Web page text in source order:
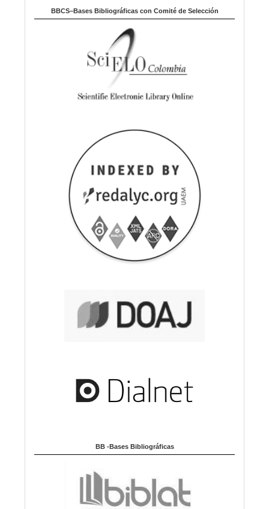
BBCS–Bases Bibliográficas con Comité de Selección
BB -Bases Bibliográficas